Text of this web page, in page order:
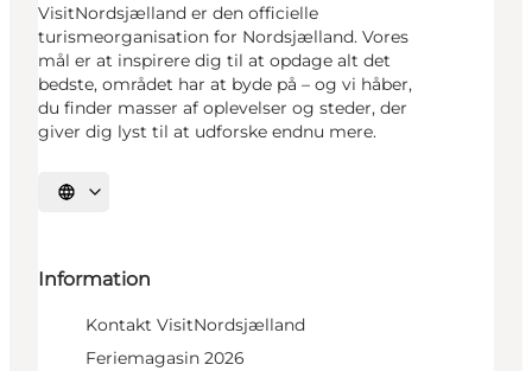
VisitNordsjælland er den officielle
turismeorganisation for Nordsjælland. Vores
mål er at inspirere dig til at opdage alt det
bedste, området har at byde på – og vi håber,
du finder masser af oplevelser og steder, der
giver dig lyst til at udforske endnu mere.
Vælg sprog
Information
Kontakt VisitNordsjælland
Feriemagasin 2026